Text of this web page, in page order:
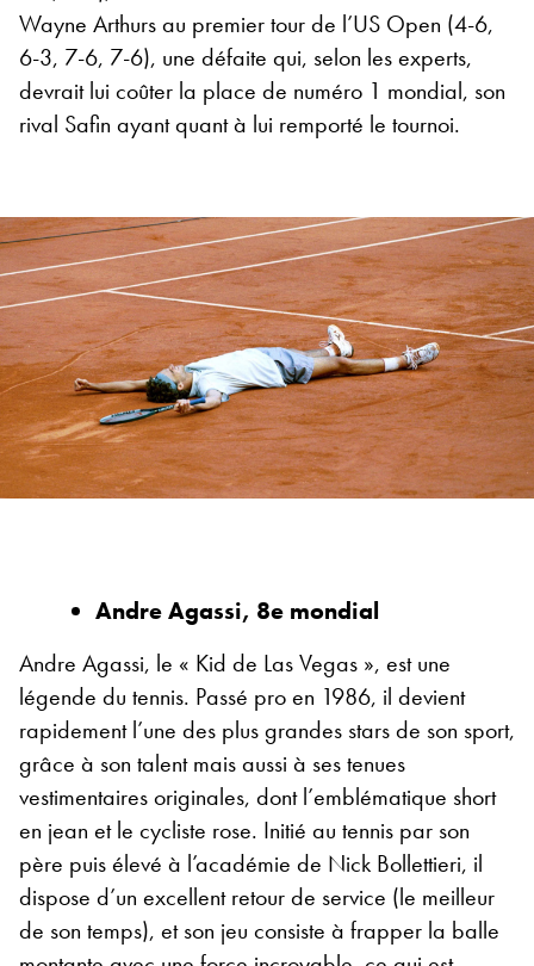
Wayne Arthurs au premier tour de l’US Open (4-6,
6-3, 7-6, 7-6), une défaite qui, selon les experts,
devrait lui coûter la place de numéro 1 mondial, son
rival Safin ayant quant à lui remporté le tournoi.
Andre Agassi, 8e mondial
Andre Agassi, le « Kid de Las Vegas », est une
légende du tennis. Passé pro en 1986, il devient
rapidement l’une des plus grandes stars de son sport,
grâce à son talent mais aussi à ses tenues
vestimentaires originales, dont l’emblématique short
en jean et le cycliste rose. Initié au tennis par son
père puis élevé à l’académie de Nick Bollettieri, il
dispose d’un excellent retour de service (le meilleur
de son temps), et son jeu consiste à frapper la balle